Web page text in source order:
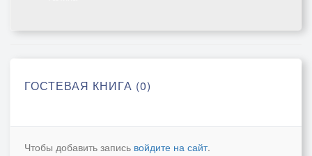
ГОСТЕВАЯ КНИГА (0)
Чтобы добавить запись войдите на сайт.